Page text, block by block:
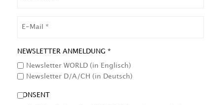
NEWSLETTER ANMELDUNG *
Newsletter WORLD (in Englisch)
Newsletter D/A/CH (in Deutsch)
CONSENT